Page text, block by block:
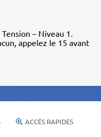
– Niveau 1.
appelez le 15 avant
ACCÈS RAPIDES